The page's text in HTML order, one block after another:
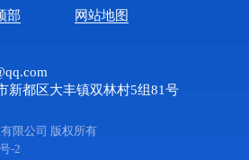
案， 并与光铭防辐射公司签订了DR室防
工程合同
部 网站地图
新都区大丰镇双林村5组81号
限公司 版权所有
-2